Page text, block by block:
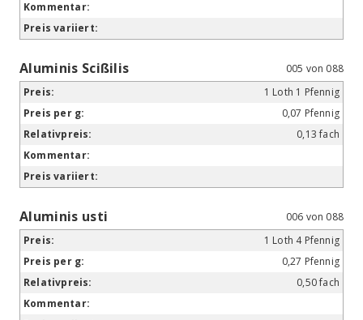
Aluminis Scißilis
005 von 088
1 Loth 1 Pfennig
0,07 Pfennig
0,13 fach
Aluminis usti
006 von 088
1 Loth 4 Pfennig
0,27 Pfennig
0,50 fach